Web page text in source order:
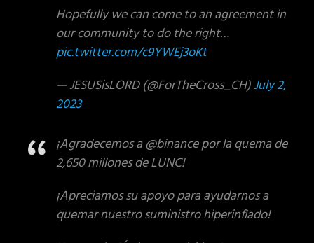
Hopefully we can come to an agreement in
our community to do the right…
pic.twitter.com/c9YWEj3oKt
— JESUSisLORD (@ForTheCross_CH)July 2,
2023
¡Agradecemos a @binance por la quema de
2,650 millones de LUNC!
¡Apreciamos su apoyo para ayudarnos a
quemar nuestro suministro hiperinflado!